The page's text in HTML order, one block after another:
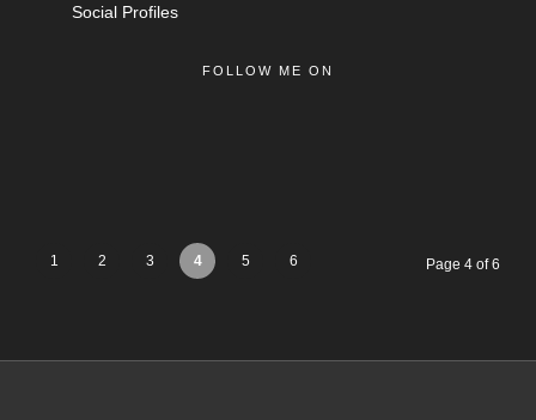
Social Profiles
FOLLOW ME ON
1 2 3 4 5 6 Page 4 of 6